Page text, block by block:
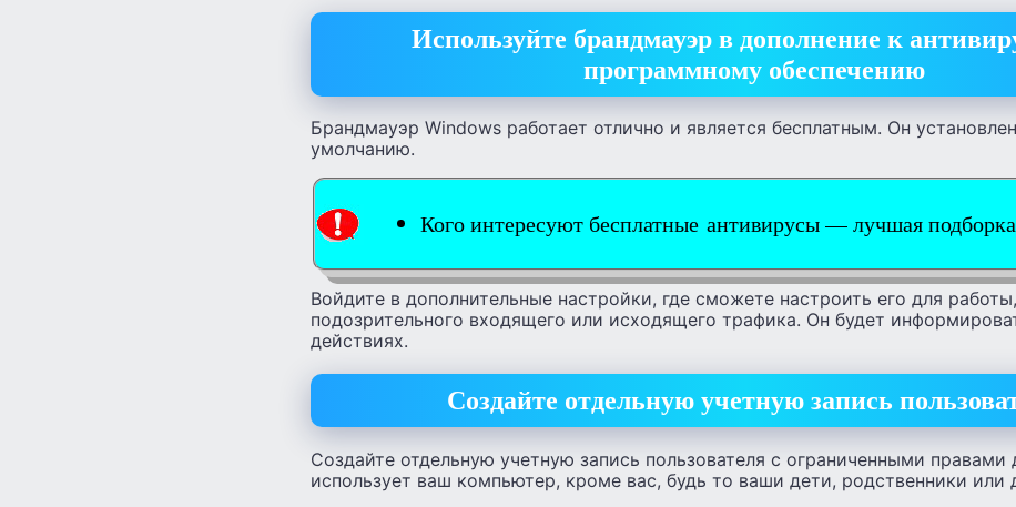
Используйте брандмауэр в дополнение к
программному обеспечению
Брандмауэр Windows работает отлично и является бесплатным. Он
умолчанию.
Кого интересуют бесплатные антивирусы — лучшая подборка
Войдите в дополнительные настройки, где сможете настроить его для
подозрительного входящего или исходящего трафика. Он будет
действиях.
Создайте отдельную учетную запись
Создайте отдельную учетную запись пользователя с ограниченными правами
использует ваш компьютер, кроме вас, будь то ваши дети, родственники или